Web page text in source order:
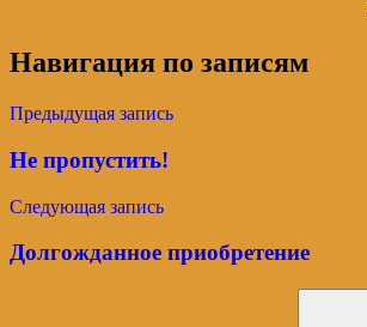
Навигация по записям
Предыдущая запись
Не пропустить!
Следующая запись
Долгожданное приобретение